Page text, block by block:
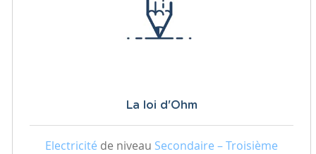
La loi d'Ohm
Electricité de niveau Secondaire – Troisième